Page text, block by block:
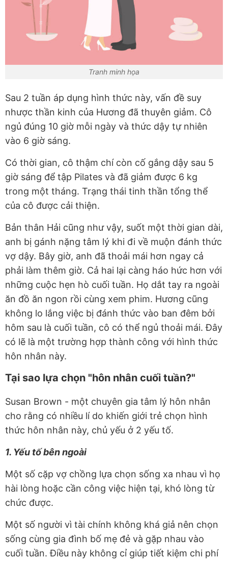
Tranh minh họa
Sau 2 tuần áp dụng hình thức này, vấn đề suy
nhược thần kinh của Hương đã thuyên giảm. Cô
ngủ đúng 10 giờ mỗi ngày và thức dậy tự nhiên
vào 6 giờ sáng.
Có thời gian, cô thậm chí còn cố gắng dậy sau 5
giờ sáng để tập Pilates và đã giảm được 6 kg
trong một tháng. Trạng thái tinh thần tổng thể
của cô được cải thiện.
Bản thân Hải cũng như vậy, suốt một thời gian dài,
anh bị gánh nặng tâm lý khi đi về muộn đánh thức
vợ dậy. Bây giờ, anh đã thoải mái hơn ngay cả
phải làm thêm giờ. Cả hai lại càng háo hức hơn với
những cuộc hẹn hò cuối tuần. Họ dắt tay ra ngoài
ăn đồ ăn ngon rồi cùng xem phim. Hương cũng
không lo lắng việc bị đánh thức vào ban đêm bởi
hôm sau là cuối tuần, cô có thể ngủ thoải mái. Đây
có lẽ là một trường hợp thành công với hình thức
hôn nhân này.
Tại sao lựa chọn "hôn nhân cuối tuần?"
Susan Brown - một chuyên gia tâm lý hôn nhân
cho rằng có nhiều lí do khiến giới trẻ chọn hình
thức hôn nhân này, chủ yếu ở 2 yếu tố.
1. Yếu tố bên ngoài
Một số cặp vợ chồng lựa chọn sống xa nhau vì họ
hài lòng hoặc cần công việc hiện tại, khó lòng từ
chức được.
Một số người vì tài chính không khá giả nên chọn
sống cùng gia đình bố mẹ đẻ và gặp nhau vào
cuối tuần. Điều này không cỉ giúp tiết kiệm chi phí